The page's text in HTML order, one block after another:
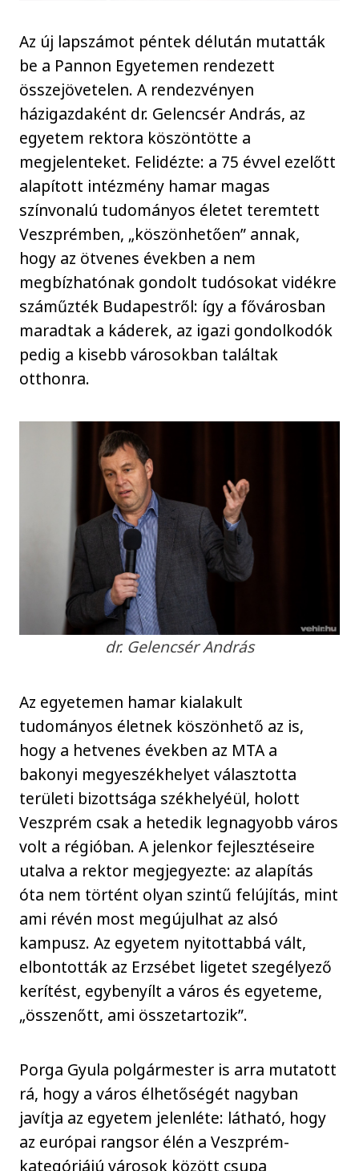
Az új lapszámot péntek délután mutatták
be a Pannon Egyetemen rendezett
összejövetelen. A rendezvényen
házigazdaként dr. Gelencsér András, az
egyetem rektora köszöntötte a
megjelenteket. Felidézte: a 75 évvel ezelőtt
alapított intézmény hamar magas
színvonalú tudományos életet teremtett
Veszprémben, „köszönhetően” annak,
hogy az ötvenes években a nem
megbízhatónak gondolt tudósokat vidékre
száműzték Budapestről: így a fővárosban
maradtak a káderek, az igazi gondolkodók
pedig a kisebb városokban találtak
otthonra.
dr. Gelencsér András
Az egyetemen hamar kialakult
tudományos életnek köszönhető az is,
hogy a hetvenes években az MTA a
bakonyi megyeszékhelyet választotta
területi bizottsága székhelyéül, holott
Veszprém csak a hetedik legnagyobb város
volt a régióban. A jelenkor fejlesztéseire
utalva a rektor megjegyezte: az alapítás
óta nem történt olyan szintű felújítás, mint
ami révén most megújulhat az alsó
kampusz. Az egyetem nyitottabbá vált,
elbontották az Erzsébet ligetet szegélyező
kerítést, egybenyílt a város és egyeteme,
„összenőtt, ami összetartozik”.
Porga Gyula polgármester is arra mutatott
rá, hogy a város élhetőségét nagyban
javítja az egyetem jelenléte: látható, hogy
az európai rangsor élén a Veszprém-
kategóriájú városok között csupa